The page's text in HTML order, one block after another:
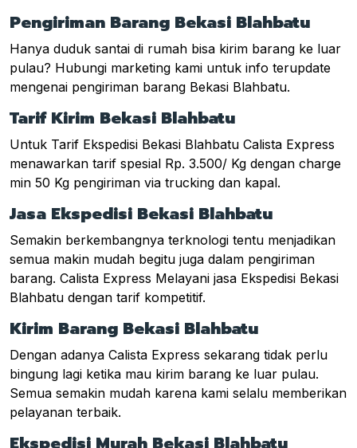
Pengiriman Barang Bekasi Blahbatu
Hanya duduk santai di rumah bisa kirim barang ke luar
pulau? Hubungi marketing kami untuk info terupdate
mengenai pengiriman barang Bekasi Blahbatu.
Tarif Kirim Bekasi Blahbatu
Untuk Tarif Ekspedisi Bekasi Blahbatu Calista Express
menawarkan tarif spesial Rp. 3.500/ Kg dengan charge
min 50 Kg pengiriman via trucking dan kapal.
Jasa Ekspedisi Bekasi Blahbatu
Semakin berkembangnya terknologi tentu menjadikan
semua makin mudah begitu juga dalam pengiriman
barang. Calista Express Melayani jasa Ekspedisi Bekasi
Blahbatu dengan tarif kompetitif.
Kirim Barang Bekasi Blahbatu
Dengan adanya Calista Express sekarang tidak perlu
bingung lagi ketika mau kirim barang ke luar pulau.
Semua semakin mudah karena kami selalu memberikan
pelayanan terbaik.